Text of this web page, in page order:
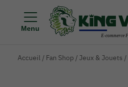
Menu
Accueil / Fan Shop / Jeux & Jouets /